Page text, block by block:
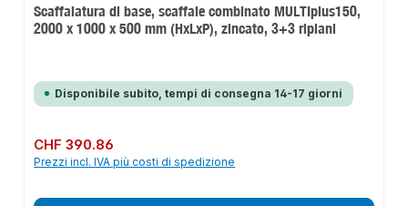
Scaffalatura di base, scaffale combinato MULTIplus150,
2000 x 1000 x 500 mm (HxLxP), zincato, 3+3 ripiani
Disponibile subito, tempi di consegna 14-17 giorni
Prezzo normale:
CHF 390.86
Prezzi incl. IVA più costi di spedizione